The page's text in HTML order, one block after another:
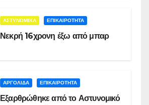
ΑΣΤΥΝΟΜΙΚΑ ΕΠΙΚΑΙΡΟΤΗΤΑ
Νεκρή 16χρονη έξω από μπαρ
ΑΡΓΟΛΙΔΑ ΕΠΙΚΑΙΡΟΤΗΤΑ
Εξαρθρώθηκε από το Αστυνομικό